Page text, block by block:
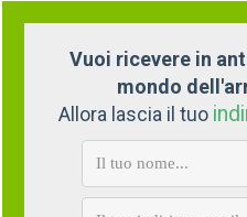
Vuoi ricevere in
mondo
Allora lascia il tuo